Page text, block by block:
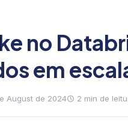
no
em
August de 2024 2 min de